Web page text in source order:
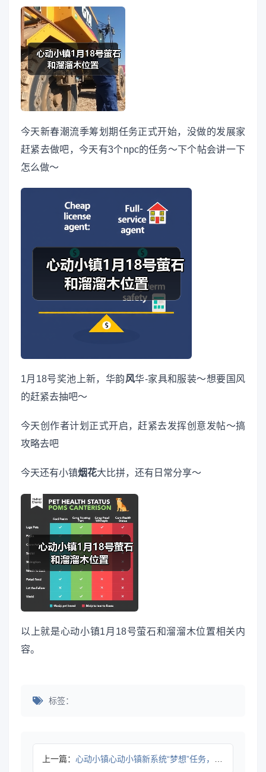
今天新春潮流季筹划期任务正式开始，没做的发展家
赶紧去做吧，今天有3个npc的任务～下个帖会讲一下
怎么做～
1月18号奖池上新，华韵风华-家具和服装～想要国风
的赶紧去抽吧～
今天创作者计划正式开启，赶紧去发挥创意发帖～搞
攻略去吧
今天还有小镇烟花大比拼，还有日常分享～
以上就是心动小镇1月18号萤石和溜溜木位置相关内
容。
标签：
上一篇： 心动小镇心动小镇新系统“梦想”任务，拼图攻略